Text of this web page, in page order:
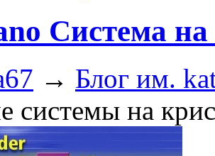
Cистема
→ Блог им.
системы на